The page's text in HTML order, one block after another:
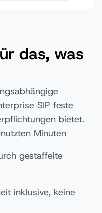
das, was
SIP feste
bietet.
Minuten
gestaffelte
inklusive, keine